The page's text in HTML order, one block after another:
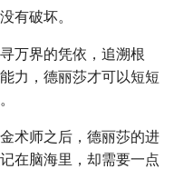
有破坏。
万界的凭依，追溯根
力，德丽莎才可以短短
术师之后，德丽莎的进
在脑海里，却需要一点